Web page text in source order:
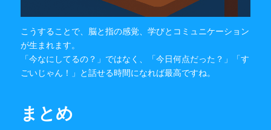
こうすることで、脳と指の感覚、学びとコミュニケーション
が生まれます。
「今なにしてるの？」ではなく、「今日何点だった？」「す
ごいじゃん！」と話せる時間になれば最高ですね。
まとめ